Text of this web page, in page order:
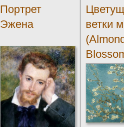
Портрет
Эжена
ветки